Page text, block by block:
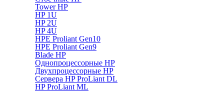
Tower HP
HP 1U
HP 2U
HP 4U
HPE Proliant Gen10
HPE Proliant Gen9
Blade HP
Однопроцессорные HP
Двухпроцессорные HP
Сервера HP ProLiant DL
HP ProLiant ML